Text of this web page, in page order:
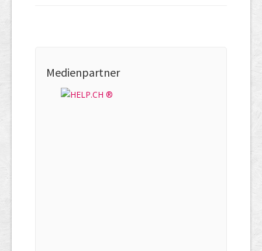
Medienpartner